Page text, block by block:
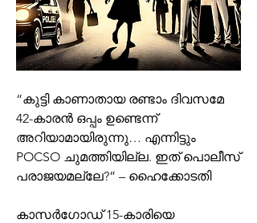
“കുട്ടി കാണാതായ രണ്ടാം ദിവസമേ
42-കാരൻ ഒപ്പം ഉണ്ടെന്ന്
അറിയാമായിരുന്നു… എന്നിട്ടും
POCSO ചുമത്തിയില്ല. ഇത് പൊലീസ്
പരാജയമല്ലേ?” – ഹൈക്കോടതി
കാസർഗോഡ് 15-കാരിയെ